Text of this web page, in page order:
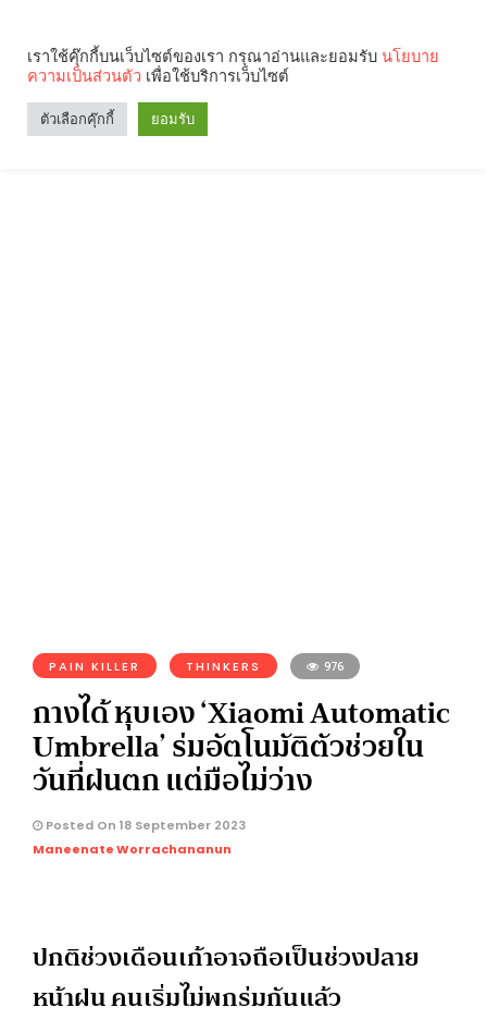
PAIN KILLER THINKERS 976
กางได้ หุบเอง ‘Xiaomi Automatic
Umbrella’ ร่มอัตโนมัติตัวช่วยใน
วันที่ฝนตก แต่มือไม่ว่าง
Posted On 18 September 2023
Maneenate Worrachananun
ปกติช่วงเดือนเก้าอาจถือเป็นช่วงปลาย
หน้าฝน คนเริ่มไม่พกร่มกันแล้ว
เราใช้คุ๊กกี้บนเว็บไซต์ของเรา กรุณาอ่านและยอมรับ นโยบาย
ความเป็นส่วนตัว เพื่อใช้บริการเว็บไซต์
ตัวเลือกคุ๊กกี้ ยอมรับ